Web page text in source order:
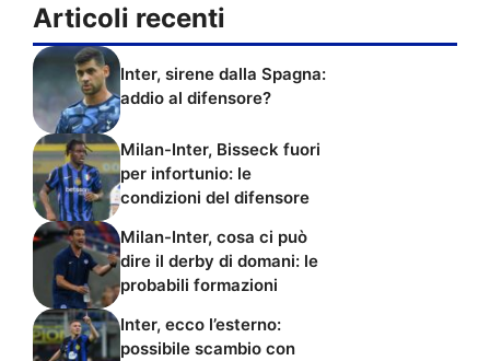
Articoli recenti
Inter, sirene dalla Spagna:
addio al difensore?
Milan-Inter, Bisseck fuori
per infortunio: le
condizioni del difensore
Milan-Inter, cosa ci può
dire il derby di domani: le
probabili formazioni
Inter, ecco l’esterno:
possibile scambio con